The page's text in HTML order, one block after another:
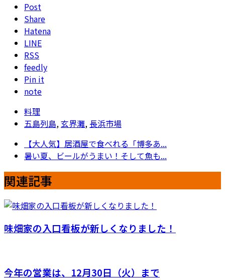
Post
Share
Hatena
LINE
RSS
feedly
Pin it
note
料理
五島列島,玄界灘, 長浜市場
【大人気】居酒屋で食べれる「博多あ...
暑い夏、ビールがうまい！そして魚も...
関連記事
味畑家の入口看板が新しくなりました！
今年の営業は、12月30日（火）まで